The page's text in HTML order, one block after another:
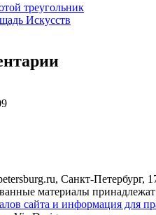
треугольник
Искусств
Санкт-Петербург,
материалы
сайта и информация для